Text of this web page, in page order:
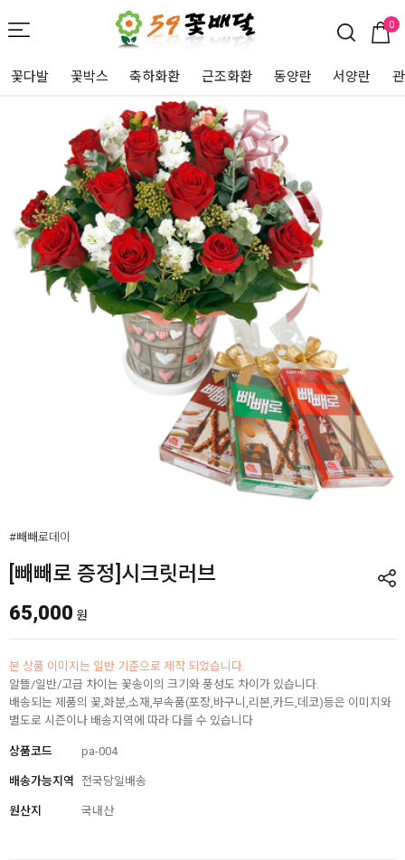
0
꽃다발 꽃박스 축하화환 근조화환 동양란 서양란
#빼빼로데이
[빼빼로 증정]시크릿러브
65,000 원
본 상품 이미지는 일반 기준으로 제작 되었습니다.
알뜰/일반/고급 차이는 꽃송이의 크기와 풍성도 차이가 있습니다.
배송되는 제품의 꽃,화분,소재,부속품(포장,바구니,리본,카드,데코)등은 이미지와
별도로 시즌이나 배송지역에 따라 다를 수 있습니다
상품코드 pa-004
배송가능지역 전국당일배송
원산지 국내산